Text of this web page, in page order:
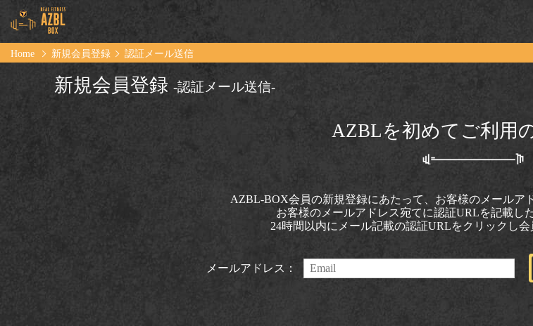
Home 新規会員登録 認証メール送信
新規会員登録 -認証メール送信-
AZBLを初めてご利用
AZBL-BOX会員の新規登録にあたって、お客様のメールア
お客様のメールアドレス宛てに認証URLを記載し
24時間以内にメール記載の認証URLをクリックし会
メールアドレス：